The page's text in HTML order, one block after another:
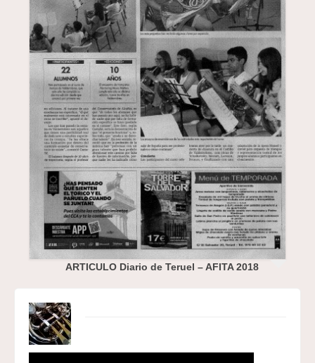
ARTICULO Diario de Teruel – AFITA 2018